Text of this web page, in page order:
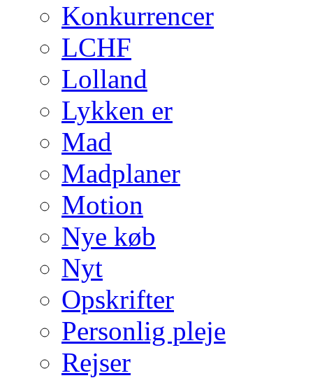
Konkurrencer
LCHF
Lolland
Lykken er
Mad
Madplaner
Motion
Nye køb
Nyt
Opskrifter
Personlig pleje
Rejser